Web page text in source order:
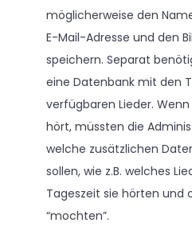
möglicherweise den
E-Mail-Adresse und den
speichern. Separat
eine Datenbank mit den
verfügbaren Lieder.
hört, müssten die
welche zusätzlichen
sollen, wie z.B. welches
Tageszeit sie hörten und
“mochten”.